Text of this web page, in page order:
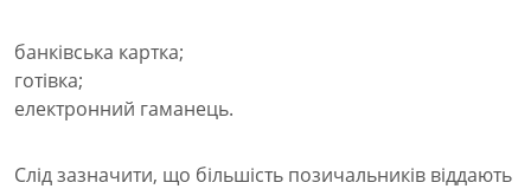
банківська картка;
готівка;
електронний гаманець.
Слід зазначити, що більшість позичальників віддають